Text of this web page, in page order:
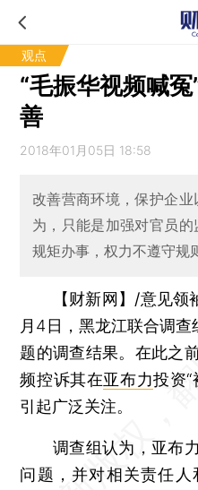
观点
“毛振华视频喊
善
2018年01月05日 18:58
改善营商环境，保护企
为，只能是加强对官员
规矩办事，权力不遵守规
【财新网】/意见领
月4日，黑龙江联合调查
题的调查结果。在此之前
频控诉其在亚布力投资
引起广泛关注。
调查组认为，亚布力
问题，并对相关责任人